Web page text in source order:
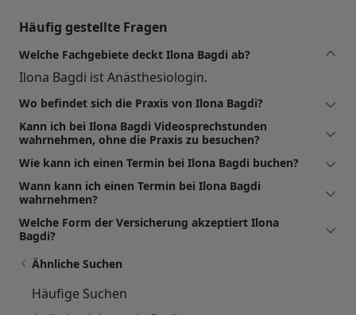
Häufig gestellte Fragen
Welche Fachgebiete deckt Ilona Bagdi ab?
Ilona Bagdi ist Anästhesiologin.
Wo befindet sich die Praxis von Ilona Bagdi?
Kann ich bei Ilona Bagdi Videosprechstunden
wahrnehmen, ohne die Praxis zu besuchen?
Wie kann ich einen Termin bei Ilona Bagdi buchen?
Wann kann ich einen Termin bei Ilona Bagdi
wahrnehmen?
Welche Form der Versicherung akzeptiert Ilona
Bagdi?
Ähnliche Suchen
Häufige Suchen